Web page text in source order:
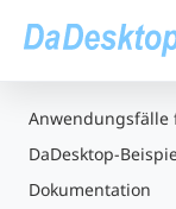
Anwendungsfälle
DaDesktop-
Dokumentation